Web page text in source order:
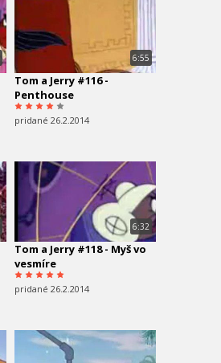
6:55
Tom a Jerry #116 -
Penthouse
pridané 26.2.2014
6:32
Tom a Jerry #118 - Myš vo
vesmíre
pridané 26.2.2014